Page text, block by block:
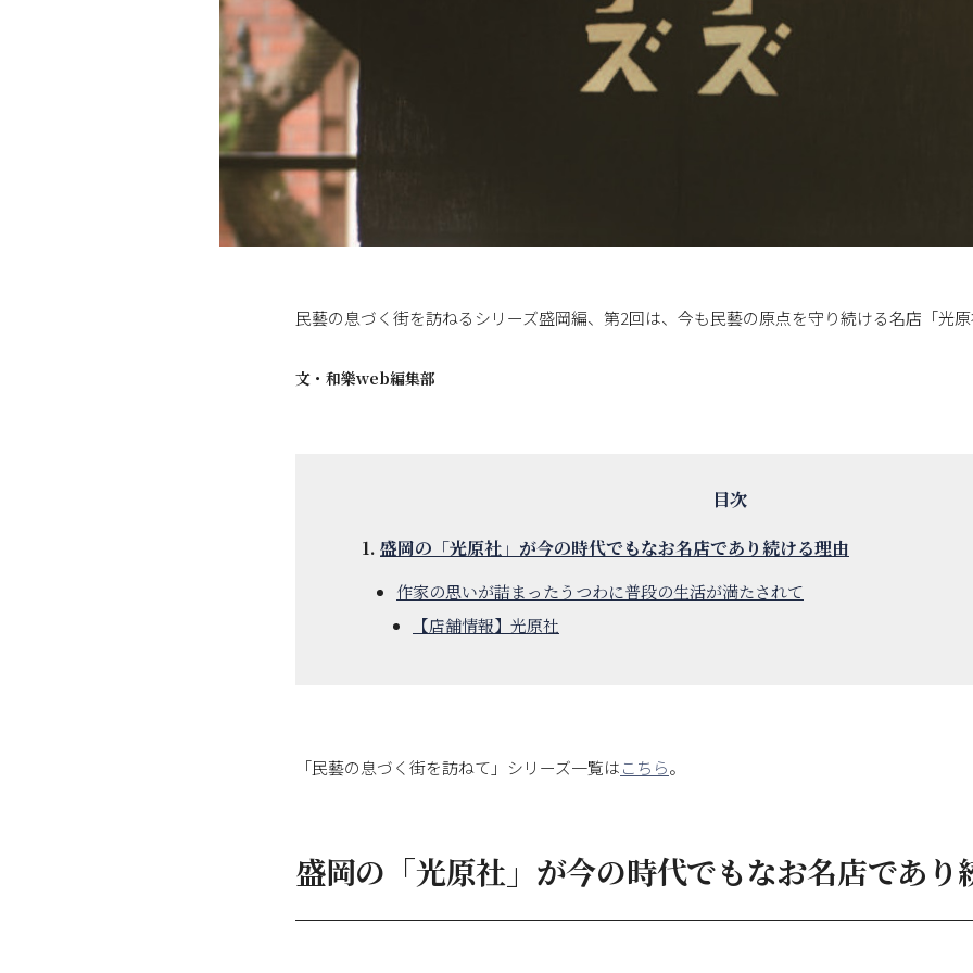
民藝の息づく街を訪ねるシリーズ盛岡編、第2回は、今も民藝の原点を守り続ける名店「光原
文・ 和樂web編集部
盛岡の「光原社」が今の時代でもなお名店であり続ける理由
作家の思いが詰まったうつわに普段の生活が満たされて
【店舗情報】光原社
「民藝の息づく街を訪ねて」シリーズ一覧はこちら。
盛岡の「光原社」が今の時代でもなお名店であり